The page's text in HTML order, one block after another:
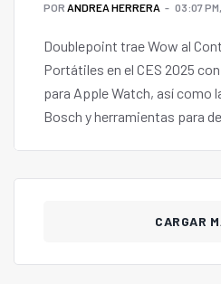
POR ANDREA HERRERA 03:07
Doublepoint trae Wow al
Portátiles en el CES 2025
para Apple Watch, así como
Bosch y herramientas para
CARGAR